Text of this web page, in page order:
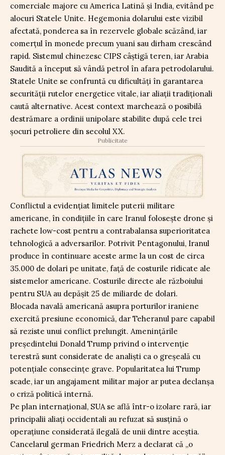
comerciale majore cu America Latină și India, evitând pe
alocuri Statele Unite. Hegemonia dolarului este vizibil
afectată, ponderea sa în rezervele globale scăzând, iar
comerțul în monede precum yuani sau dirham crescând
rapid. Sistemul chinezesc CIPS câștigă teren, iar Arabia
Saudită a început să vândă petrol în afara petrodolarului.
Statele Unite se confruntă cu dificultăți în garantarea
securității rutelor energetice vitale, iar aliații tradiționali
caută alternative. Acest context marchează o posibilă
destrămare a ordinii unipolare stabilite după cele trei
șocuri petroliere din secolul XX.
Publicitate
Conflictul a evidențiat limitele puterii militare
americane, în condițiile în care Iranul folosește drone și
rachete low-cost pentru a contrabalansa superioritatea
tehnologică a adversarilor. Potrivit Pentagonului, Iranul
produce în continuare aceste arme la un cost de circa
35.000 de dolari pe unitate, față de costurile ridicate ale
sistemelor americane. Costurile directe ale războiului
pentru SUA au depășit 25 de miliarde de dolari.
Blocada navală americană asupra porturilor iraniene
exercită presiune economică, dar Teheranul pare capabil
să reziste unui conflict prelungit. Amenințările
președintelui Donald Trump privind o intervenție
terestră sunt considerate de analiști ca o greșeală cu
potențiale consecințe grave. Popularitatea lui Trump
scade, iar un angajament militar major ar putea declanșa
o criză politică internă.
Pe plan internațional, SUA se află într-o izolare rară, iar
principalii aliați occidentali au refuzat să susțină o
operațiune considerată ilegală de unii dintre aceștia.
Cancelarul german Friedrich Merz a declarat că „o